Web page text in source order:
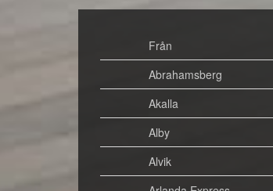
Från
Abrahamsberg
Akalla
Alby
Alvik